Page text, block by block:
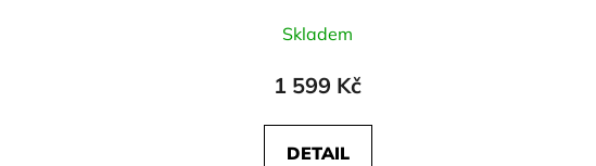
Skladem
1 599 Kč
DETAIL